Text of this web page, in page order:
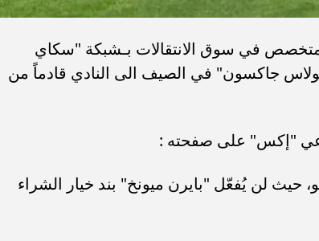
في سوق الانتقالات بـشبكة "سكاي
جاكسون" في الصيف الى النادي قادماً من
"إكس" على صفحته :
لن يُفعّل "بايرن ميونخ" بند خيار الشراء